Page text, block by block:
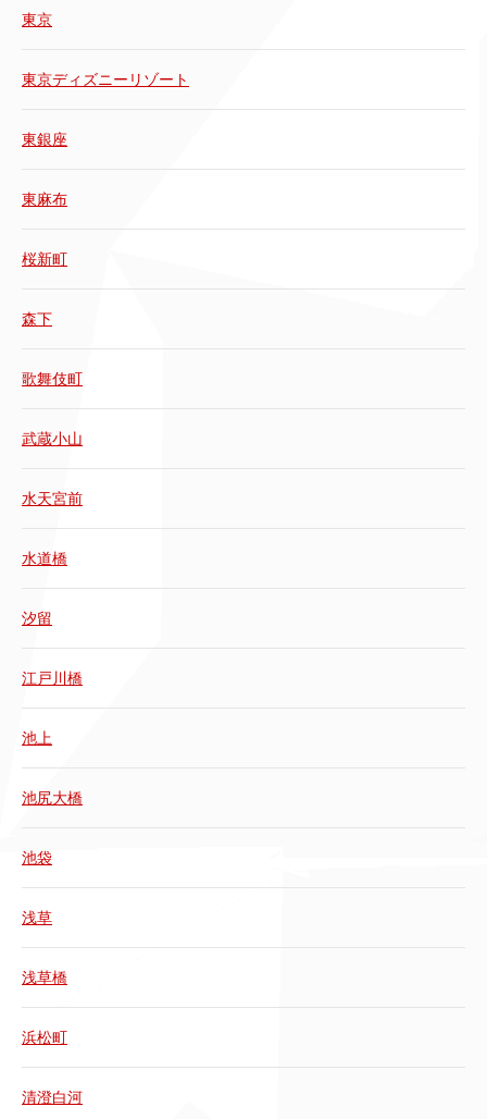
東京
東京ディズニーリゾート
東銀座
東麻布
桜新町
森下
歌舞伎町
武蔵小山
水天宮前
水道橋
汐留
江戸川橋
池上
池尻大橋
池袋
浅草
浅草橋
浜松町
清澄白河